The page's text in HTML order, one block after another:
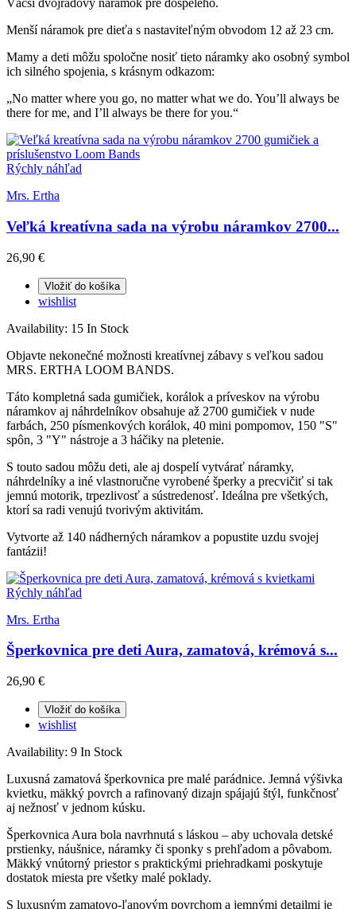
Väčší dvojradový náramok pre dospelého.
Menší náramok pre dieťa s nastaviteľným obvodom 12 až 23 cm.
Mamy a deti môžu spoločne nosiť tieto náramky ako osobný symbol
ich silného spojenia, s krásnym odkazom:
„No matter where you go, no matter what we do. You’ll always be
there for me, and I’ll always be there for you.“
Rýchly náhľad
Mrs. Ertha
Veľká kreatívna sada na výrobu náramkov 2700...
26,90 €
Vložiť do košíka
wishlist
Availability: 15 In Stock
Objavte nekonečné možnosti kreatívnej zábavy s veľkou sadou
MRS. ERTHA LOOM BANDS.
Táto kompletná sada gumičiek, korálok a príveskov na výrobu
náramkov aj náhrdelníkov obsahuje až 2700 gumičiek v nude
farbách, 250 písmenkových korálok, 40 mini pompomov, 150 "S"
spôn, 3 "Y" nástroje a 3 háčiky na pletenie.
S touto sadou môžu deti, ale aj dospelí vytvárať náramky,
náhrdelníky a iné vlastnoručne vyrobené šperky a precvičiť si tak
jemnú motorik, trpezlivosť a sústredenosť. Ideálna pre všetkých,
ktorí sa radi venujú tvorivým aktivitám.
Vytvorte až 140 nádherných náramkov a popustite uzdu svojej
fantázii!
Rýchly náhľad
Mrs. Ertha
Šperkovnica pre deti Aura, zamatová, krémová s...
26,90 €
Vložiť do košíka
wishlist
Availability: 9 In Stock
Luxusná zamatová šperkovnica pre malé parádnice. Jemná výšivka
kvietku, mäkký povrch a rafinovaný dizajn spájajú štýl, funkčnosť
aj nežnosť v jednom kúsku.
Šperkovnica Aura bola navrhnutá s láskou – aby uchovala detské
prstienky, náušnice, náramky či sponky s prehľadom a pôvabom.
Mäkký vnútorný priestor s praktickými priehradkami poskytuje
dostatok miesta pre všetky malé poklady.
S luxusným zamatovo-ľanovým povrchom a jemnými detailmi je